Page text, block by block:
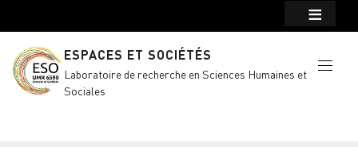
ESPACES ET SOCIÉTÉS
Laboratoire de recherche en Sciences Humaines et
Sociales